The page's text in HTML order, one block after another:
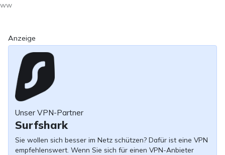
ww
Anzeige
Unser VPN-Partner
Surfshark
Sie wollen sich besser im Netz schützen? Dafür ist eine VPN
empfehlenswert. Wenn Sie sich für einen VPN-Anbieter